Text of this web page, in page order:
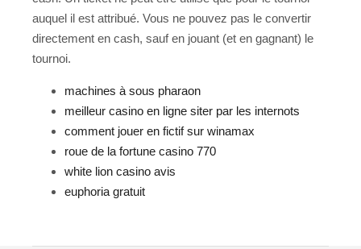
auquel il est attribué. Vous ne pouvez pas le convertir
directement en cash, sauf en jouant (et en gagnant) le
tournoi.
machines à sous pharaon
meilleur casino en ligne siter par les internots
comment jouer en fictif sur winamax
roue de la fortune casino 770
white lion casino avis
euphoria gratuit